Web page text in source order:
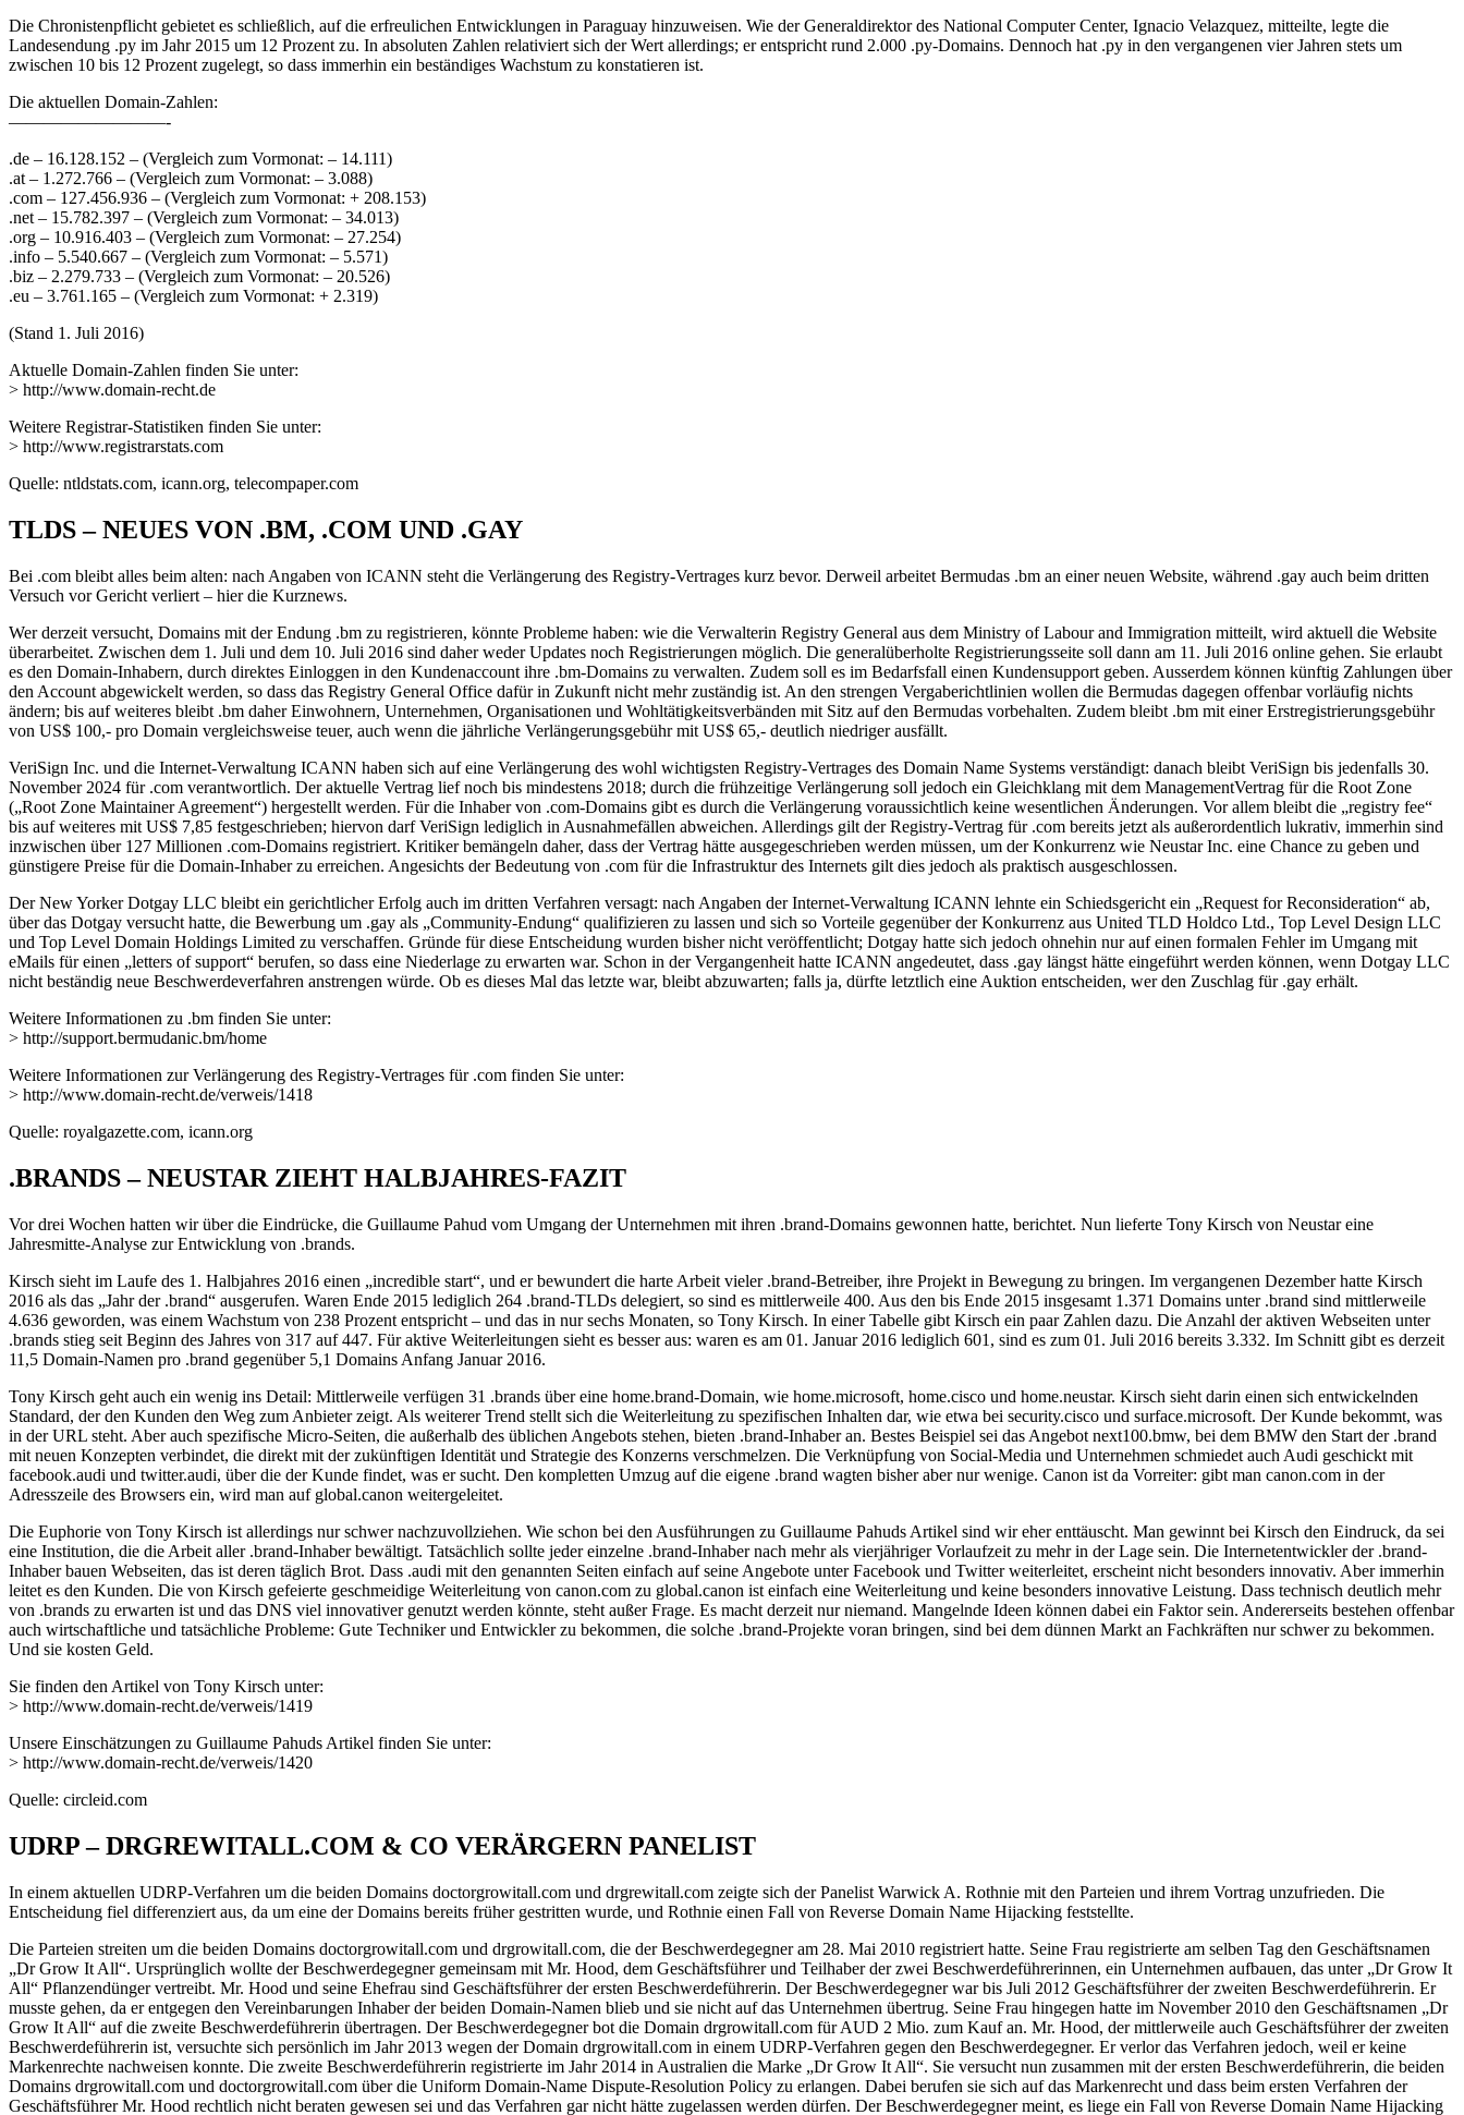
Die Chronistenpflicht gebietet es schließlich, auf die erfreulichen Entwicklungen in Paraguay hinzuweisen. Wie der Generaldirektor des National Computer Center, Ignacio Velazquez, mitteilte, legte die
Landesendung .py im Jahr 2015 um 12 Prozent zu. In absoluten Zahlen relativiert sich der Wert allerdings; er entspricht rund 2.000 .py-Domains. Dennoch hat .py in den vergangenen vier Jahren stets um
zwischen 10 bis 12 Prozent zugelegt, so dass immerhin ein beständiges Wachstum zu konstatieren ist.
Die aktuellen Domain-Zahlen:
—————————-
.de – 16.128.152 – (Vergleich zum Vormonat: – 14.111)
.at – 1.272.766 – (Vergleich zum Vormonat: – 3.088)
.com – 127.456.936 – (Vergleich zum Vormonat: + 208.153)
.net – 15.782.397 – (Vergleich zum Vormonat: – 34.013)
.org – 10.916.403 – (Vergleich zum Vormonat: – 27.254)
.info – 5.540.667 – (Vergleich zum Vormonat: – 5.571)
.biz – 2.279.733 – (Vergleich zum Vormonat: – 20.526)
.eu – 3.761.165 – (Vergleich zum Vormonat: + 2.319)
(Stand 1. Juli 2016)
Aktuelle Domain-Zahlen finden Sie unter:
> http://www.domain-recht.de
Weitere Registrar-Statistiken finden Sie unter:
> http://www.registrarstats.com
Quelle: ntldstats.com, icann.org, telecompaper.com
TLDS – NEUES VON .BM, .COM UND .GAY
Bei .com bleibt alles beim alten: nach Angaben von ICANN steht die Verlängerung des Registry-Vertrages kurz bevor. Derweil arbeitet Bermudas .bm an einer neuen Website, während .gay auch beim dritten
Versuch vor Gericht verliert – hier die Kurznews.
Wer derzeit versucht, Domains mit der Endung .bm zu registrieren, könnte Probleme haben: wie die Verwalterin Registry General aus dem Ministry of Labour and Immigration mitteilt, wird aktuell die Website
überarbeitet. Zwischen dem 1. Juli und dem 10. Juli 2016 sind daher weder Updates noch Registrierungen möglich. Die generalüberholte Registrierungsseite soll dann am 11. Juli 2016 online gehen. Sie erlaubt
es den Domain-Inhabern, durch direktes Einloggen in den Kundenaccount ihre .bm-Domains zu verwalten. Zudem soll es im Bedarfsfall einen Kundensupport geben. Ausserdem können künftig Zahlungen über
den Account abgewickelt werden, so dass das Registry General Office dafür in Zukunft nicht mehr zuständig ist. An den strengen Vergaberichtlinien wollen die Bermudas dagegen offenbar vorläufig nichts
ändern; bis auf weiteres bleibt .bm daher Einwohnern, Unternehmen, Organisationen und Wohltätigkeitsverbänden mit Sitz auf den Bermudas vorbehalten. Zudem bleibt .bm mit einer Erstregistrierungsgebühr
von US$ 100,- pro Domain vergleichsweise teuer, auch wenn die jährliche Verlängerungsgebühr mit US$ 65,- deutlich niedriger ausfällt.
VeriSign Inc. und die Internet-Verwaltung ICANN haben sich auf eine Verlängerung des wohl wichtigsten Registry-Vertrages des Domain Name Systems verständigt: danach bleibt VeriSign bis jedenfalls 30.
November 2024 für .com verantwortlich. Der aktuelle Vertrag lief noch bis mindestens 2018; durch die frühzeitige Verlängerung soll jedoch ein Gleichklang mit dem ManagementVertrag für die Root Zone
(„Root Zone Maintainer Agreement“) hergestellt werden. Für die Inhaber von .com-Domains gibt es durch die Verlängerung voraussichtlich keine wesentlichen Änderungen. Vor allem bleibt die „registry fee“
bis auf weiteres mit US$ 7,85 festgeschrieben; hiervon darf VeriSign lediglich in Ausnahmefällen abweichen. Allerdings gilt der Registry-Vertrag für .com bereits jetzt als außerordentlich lukrativ, immerhin sind
inzwischen über 127 Millionen .com-Domains registriert. Kritiker bemängeln daher, dass der Vertrag hätte ausgegeschrieben werden müssen, um der Konkurrenz wie Neustar Inc. eine Chance zu geben und
günstigere Preise für die Domain-Inhaber zu erreichen. Angesichts der Bedeutung von .com für die Infrastruktur des Internets gilt dies jedoch als praktisch ausgeschlossen.
Der New Yorker Dotgay LLC bleibt ein gerichtlicher Erfolg auch im dritten Verfahren versagt: nach Angaben der Internet-Verwaltung ICANN lehnte ein Schiedsgericht ein „Request for Reconsideration“ ab,
über das Dotgay versucht hatte, die Bewerbung um .gay als „Community-Endung“ qualifizieren zu lassen und sich so Vorteile gegenüber der Konkurrenz aus United TLD Holdco Ltd., Top Level Design LLC
und Top Level Domain Holdings Limited zu verschaffen. Gründe für diese Entscheidung wurden bisher nicht veröffentlicht; Dotgay hatte sich jedoch ohnehin nur auf einen formalen Fehler im Umgang mit
eMails für einen „letters of support“ berufen, so dass eine Niederlage zu erwarten war. Schon in der Vergangenheit hatte ICANN angedeutet, dass .gay längst hätte eingeführt werden können, wenn Dotgay LLC
nicht beständig neue Beschwerdeverfahren anstrengen würde. Ob es dieses Mal das letzte war, bleibt abzuwarten; falls ja, dürfte letztlich eine Auktion entscheiden, wer den Zuschlag für .gay erhält.
Weitere Informationen zu .bm finden Sie unter:
> http://support.bermudanic.bm/home
Weitere Informationen zur Verlängerung des Registry-Vertrages für .com finden Sie unter:
> http://www.domain-recht.de/verweis/1418
Quelle: royalgazette.com, icann.org
.BRANDS – NEUSTAR ZIEHT HALBJAHRES-FAZIT
Vor drei Wochen hatten wir über die Eindrücke, die Guillaume Pahud vom Umgang der Unternehmen mit ihren .brand-Domains gewonnen hatte, berichtet. Nun lieferte Tony Kirsch von Neustar eine
Jahresmitte-Analyse zur Entwicklung von .brands.
Kirsch sieht im Laufe des 1. Halbjahres 2016 einen „incredible start“, und er bewundert die harte Arbeit vieler .brand-Betreiber, ihre Projekt in Bewegung zu bringen. Im vergangenen Dezember hatte Kirsch
2016 als das „Jahr der .brand“ ausgerufen. Waren Ende 2015 lediglich 264 .brand-TLDs delegiert, so sind es mittlerweile 400. Aus den bis Ende 2015 insgesamt 1.371 Domains unter .brand sind mittlerweile
4.636 geworden, was einem Wachstum von 238 Prozent entspricht – und das in nur sechs Monaten, so Tony Kirsch. In einer Tabelle gibt Kirsch ein paar Zahlen dazu. Die Anzahl der aktiven Webseiten unter
.brands stieg seit Beginn des Jahres von 317 auf 447. Für aktive Weiterleitungen sieht es besser aus: waren es am 01. Januar 2016 lediglich 601, sind es zum 01. Juli 2016 bereits 3.332. Im Schnitt gibt es derzeit
11,5 Domain-Namen pro .brand gegenüber 5,1 Domains Anfang Januar 2016.
Tony Kirsch geht auch ein wenig ins Detail: Mittlerweile verfügen 31 .brands über eine home.brand-Domain, wie home.microsoft, home.cisco und home.neustar. Kirsch sieht darin einen sich entwickelnden
Standard, der den Kunden den Weg zum Anbieter zeigt. Als weiterer Trend stellt sich die Weiterleitung zu spezifischen Inhalten dar, wie etwa bei security.cisco und surface.microsoft. Der Kunde bekommt, was
in der URL steht. Aber auch spezifische Micro-Seiten, die außerhalb des üblichen Angebots stehen, bieten .brand-Inhaber an. Bestes Beispiel sei das Angebot next100.bmw, bei dem BMW den Start der .brand
mit neuen Konzepten verbindet, die direkt mit der zukünftigen Identität und Strategie des Konzerns verschmelzen. Die Verknüpfung von Social-Media und Unternehmen schmiedet auch Audi geschickt mit
facebook.audi und twitter.audi, über die der Kunde findet, was er sucht. Den kompletten Umzug auf die eigene .brand wagten bisher aber nur wenige. Canon ist da Vorreiter: gibt man canon.com in der
Adresszeile des Browsers ein, wird man auf global.canon weitergeleitet.
Die Euphorie von Tony Kirsch ist allerdings nur schwer nachzuvollziehen. Wie schon bei den Ausführungen zu Guillaume Pahuds Artikel sind wir eher enttäuscht. Man gewinnt bei Kirsch den Eindruck, da sei
eine Institution, die die Arbeit aller .brand-Inhaber bewältigt. Tatsächlich sollte jeder einzelne .brand-Inhaber nach mehr als vierjähriger Vorlaufzeit zu mehr in der Lage sein. Die Internetentwickler der .brand-
Inhaber bauen Webseiten, das ist deren täglich Brot. Dass .audi mit den genannten Seiten einfach auf seine Angebote unter Facebook und Twitter weiterleitet, erscheint nicht besonders innovativ. Aber immerhin
leitet es den Kunden. Die von Kirsch gefeierte geschmeidige Weiterleitung von canon.com zu global.canon ist einfach eine Weiterleitung und keine besonders innovative Leistung. Dass technisch deutlich mehr
von .brands zu erwarten ist und das DNS viel innovativer genutzt werden könnte, steht außer Frage. Es macht derzeit nur niemand. Mangelnde Ideen können dabei ein Faktor sein. Andererseits bestehen offenbar
auch wirtschaftliche und tatsächliche Probleme: Gute Techniker und Entwickler zu bekommen, die solche .brand-Projekte voran bringen, sind bei dem dünnen Markt an Fachkräften nur schwer zu bekommen.
Und sie kosten Geld.
Sie finden den Artikel von Tony Kirsch unter:
> http://www.domain-recht.de/verweis/1419
Unsere Einschätzungen zu Guillaume Pahuds Artikel finden Sie unter:
> http://www.domain-recht.de/verweis/1420
Quelle: circleid.com
UDRP – DRGREWITALL.COM & CO VERÄRGERN PANELIST
In einem aktuellen UDRP-Verfahren um die beiden Domains doctorgrowitall.com und drgrewitall.com zeigte sich der Panelist Warwick A. Rothnie mit den Parteien und ihrem Vortrag unzufrieden. Die
Entscheidung fiel differenziert aus, da um eine der Domains bereits früher gestritten wurde, und Rothnie einen Fall von Reverse Domain Name Hijacking feststellte.
Die Parteien streiten um die beiden Domains doctorgrowitall.com und drgrowitall.com, die der Beschwerdegegner am 28. Mai 2010 registriert hatte. Seine Frau registrierte am selben Tag den Geschäftsnamen
„Dr Grow It All“. Ursprünglich wollte der Beschwerdegegner gemeinsam mit Mr. Hood, dem Geschäftsführer und Teilhaber der zwei Beschwerdeführerinnen, ein Unternehmen aufbauen, das unter „Dr Grow It
All“ Pflanzendünger vertreibt. Mr. Hood und seine Ehefrau sind Geschäftsführer der ersten Beschwerdeführerin. Der Beschwerdegegner war bis Juli 2012 Geschäftsführer der zweiten Beschwerdeführerin. Er
musste gehen, da er entgegen den Vereinbarungen Inhaber der beiden Domain-Namen blieb und sie nicht auf das Unternehmen übertrug. Seine Frau hingegen hatte im November 2010 den Geschäftsnamen „Dr
Grow It All“ auf die zweite Beschwerdeführerin übertragen. Der Beschwerdegegner bot die Domain drgrowitall.com für AUD 2 Mio. zum Kauf an. Mr. Hood, der mittlerweile auch Geschäftsführer der zweiten
Beschwerdeführerin ist, versuchte sich persönlich im Jahr 2013 wegen der Domain drgrowitall.com in einem UDRP-Verfahren gegen den Beschwerdegegner. Er verlor das Verfahren jedoch, weil er keine
Markenrechte nachweisen konnte. Die zweite Beschwerdeführerin registrierte im Jahr 2014 in Australien die Marke „Dr Grow It All“. Sie versucht nun zusammen mit der ersten Beschwerdeführerin, die beiden
Domains drgrowitall.com und doctorgrowitall.com über die Uniform Domain-Name Dispute-Resolution Policy zu erlangen. Dabei berufen sie sich auf das Markenrecht und dass beim ersten Verfahren der
Geschäftsführer Mr. Hood rechtlich nicht beraten gewesen sei und das Verfahren gar nicht hätte zugelassen werden dürfen. Der Beschwerdegegner meint, es liege ein Fall von Reverse Domain Name Hijacking